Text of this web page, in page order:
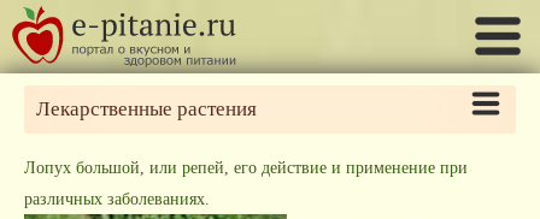
Лекарственные растения
Лопух большой, или репей, его действие и применение при
различных заболеваниях.